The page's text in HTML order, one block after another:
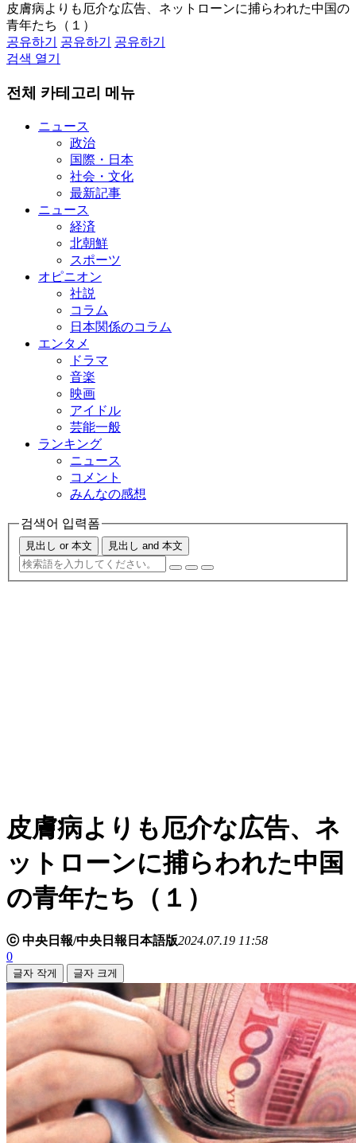
皮膚病よりも厄介な広告、ネットローンに捕らわれた中国の
青年たち（１）
공유하기
공유하기
공유하기
검색 열기
전체 카테고리 메뉴
ニュース
政治
国際・日本
社会・文化
最新記事
ニュース
経済
北朝鮮
スポーツ
オピニオン
社説
コラム
日本関係のコラム
エンタメ
ドラマ
音楽
映画
アイドル
芸能一般
ランキング
ニュース
コメント
みんなの感想
검색어 입력폼
見出し or 本文 見出し and 本文
皮膚病よりも厄介な広告、ネ
ットローンに捕らわれた中国
の青年たち（１）
ⓒ 中央日報/中央日報日本語版2024.07.19 11:58
0
글자 작게 글자 크게